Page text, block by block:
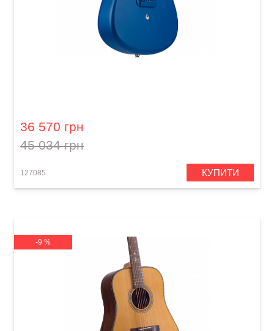
36 570 грн
45 034 грн
127085 КУПИТИ
-9 %